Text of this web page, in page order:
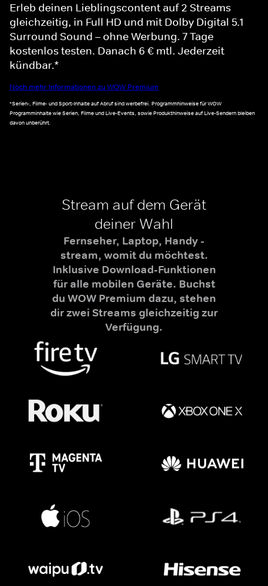
Erleb deinen Lieblingscontent auf 2 Streams
gleichzeitig, in Full HD und mit Dolby Digital 5.1
Surround Sound – ohne Werbung. 7 Tage
kostenlos testen. Danach 6 € mtl. Jederzeit
kündbar.*
Noch mehr Informationen zu WOW Premium
*Serien-, Filme- und Sport-Inhalte auf Abruf sind werbefrei. Programmhinweise für WOW
Programminhalte wie Serien, Filme und Live-Events, sowie Produkthinweise auf Live-Sendern bleiben
davon unberührt.
Stream auf dem Gerät
deiner Wahl
Fernseher, Laptop, Handy -
stream, womit du möchtest.
Inklusive Download-Funktionen
für alle mobilen Geräte. Buchst
du WOW Premium dazu, stehen
dir zwei Streams gleichzeitig zur
Verfügung.